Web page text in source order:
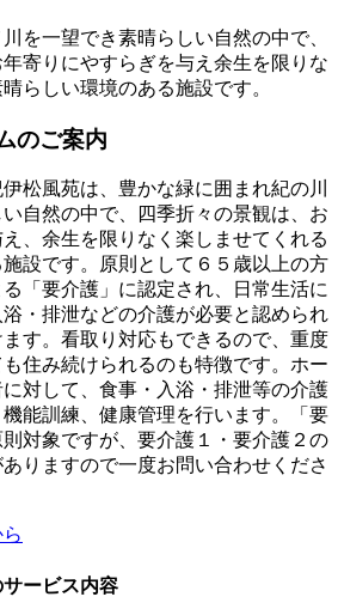
を一望でき素晴らしい自然の中で、
寄りにやすらぎを与え余生を限りな
らしい環境のある施設です。
のご案内
松風苑は、豊かな緑に囲まれ紀の川
自然の中で、四季折々の景観は、お
、余生を限りなく楽しませてくれる
設です。原則として６５歳以上の方
「要介護」に認定され、日常生活に
・排泄などの介護が必要と認められ
す。看取り対応もできるので、重度
住み続けられるのも特徴です。ホー
対して、食事・入浴・排泄等の介護
能訓練、健康管理を行います。「要
対象ですが、要介護１・要介護２の
りますので一度お問い合わせくださ
ービス内容